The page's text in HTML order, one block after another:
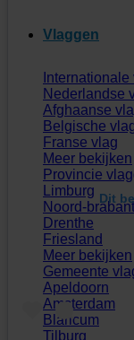
Vlaggen
Nederlandse
Afghaanse
Belgische
Franse vlag
Meer bekijken
Provincie
Limburg
Noord-brabant
Drenthe
Friesland
Meer bekijken
Gemeente
Apeldoorn
Amsterdam
Blaricum
Tilburg
Dit